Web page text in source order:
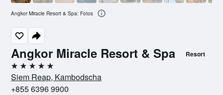
Angkor Miracle Resort & Spa Resort
5 Sterne
Siem Reap, Kambodscha
+855 6396 9900
Angkor Miracle Resort & Spa: Fotos